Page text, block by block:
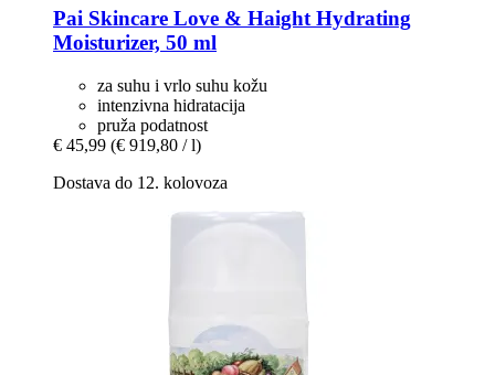
Pai Skincare Love & Haight Hydrating
Moisturizer, 50 ml
za suhu i vrlo suhu kožu
intenzivna hidratacija
pruža podatnost
€ 45,99 (€ 919,80 / l)
Dostava do 12. kolovoza